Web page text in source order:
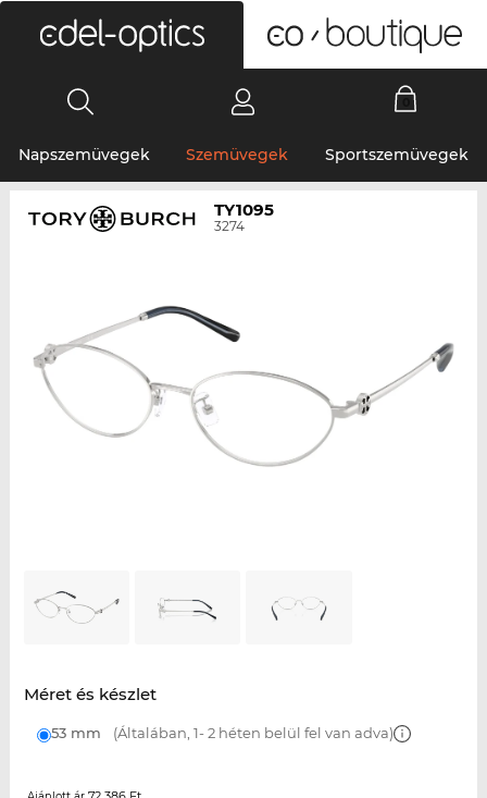
Napszemüvegek Szemüvegek Sportszemüvegek
TY1095
3274
Méret és készlet
53 mm (Általában, 1- 2 héten belül fel van adva)